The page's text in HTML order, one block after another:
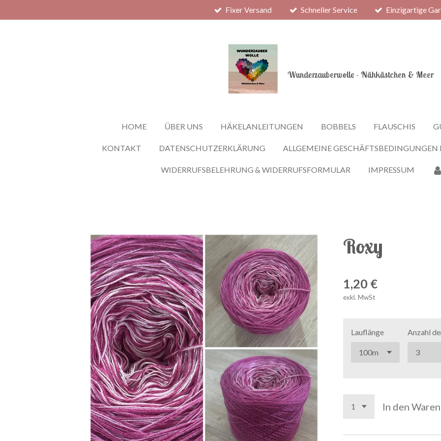
Hauptinhalt
Fixer Versand Schneller Service Einzigartige
Wunderzauberwolle - Nähkästchen & Meer
HOME ÜBER UNS HÄKELANLEITUNGEN BOBBELS FLAUSCHIS
KONTAKT DATENSCHUTZERKLÄRUNG ALLGEMEINE
WIDERRUFSBELEHRUNG & WIDERRUFSFORMULAR IMPRESSUM
Roxy
1,20 €
exkl. MwSt
Lauflänge Anzahl
In den